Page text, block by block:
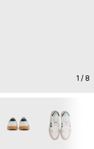
1 / 8